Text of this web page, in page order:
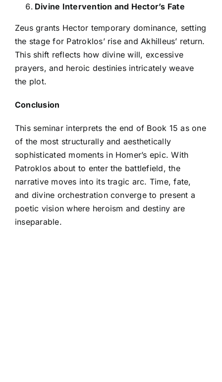
Divine Intervention and Hector’s Fate
Zeus grants Hector temporary dominance, setting
the stage for Patroklos’ rise and Akhilleus’ return.
This shift reflects how divine will, excessive
prayers, and heroic destinies intricately weave
the plot.
Conclusion
This seminar interprets the end of Book 15 as one
of the most structurally and aesthetically
sophisticated moments in Homer’s epic. With
Patroklos about to enter the battlefield, the
narrative moves into its tragic arc. Time, fate,
and divine orchestration converge to present a
poetic vision where heroism and destiny are
inseparable.